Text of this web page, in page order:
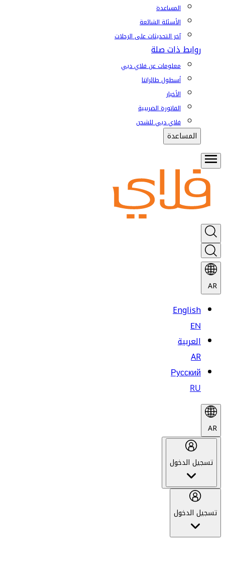
المساعدة
الأسئلة الشائعة
آخر التحديثات على الرحلات
روابط ذات صلة
معلومات عن فلاي دبي
أسطول طائراتنا
الأخبار
الفاتورة الضريبية
فلاي دبي للشحن
المساعدة
AR
English
EN
العربية
AR
Русский
RU
AR
تسجيل الدخول
تسجيل الدخول